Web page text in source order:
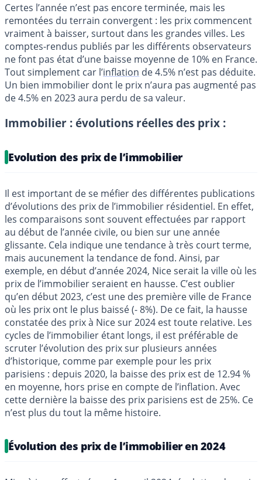
Certes l’année n’est pas encore terminée, mais les
remontées du terrain convergent : les prix commencent
vraiment à baisser, surtout dans les grandes villes. Les
comptes-rendus publiés par les différents observateurs
ne font pas état d’une baisse moyenne de 10% en France.
Tout simplement car l’inflation de 4.5% n’est pas déduite.
Un bien immobilier dont le prix n’aura pas augmenté pas
de 4.5% en 2023 aura perdu de sa valeur.
Immobilier : évolutions réelles des prix :
Evolution des prix de l’immobilier
Il est important de se méfier des différentes publications
d’évolutions des prix de l’immobilier résidentiel. En effet,
les comparaisons sont souvent effectuées par rapport
au début de l’année civile, ou bien sur une année
glissante. Cela indique une tendance à très court terme,
mais aucunement la tendance de fond. Ainsi, par
exemple, en début d’année 2024, Nice serait la ville où les
prix de l’immobilier seraient en hausse. C’est oublier
qu’en début 2023, c’est une des première ville de France
où les prix ont le plus baissé (- 8%). De ce fait, la hausse
constatée des prix à Nice sur 2024 est toute relative. Les
cycles de l’immobilier étant longs, il est préférable de
scruter l’évolution des prix sur plusieurs années
d’historique, comme par exemple pour les prix
parisiens : depuis 2020, la baisse des prix est de 12.94 %
en moyenne, hors prise en compte de l’inflation. Avec
cette dernière la baisse des prix parisiens est de 25%. Ce
n’est plus du tout la même histoire.
Évolution des prix de l’immobilier en 2024